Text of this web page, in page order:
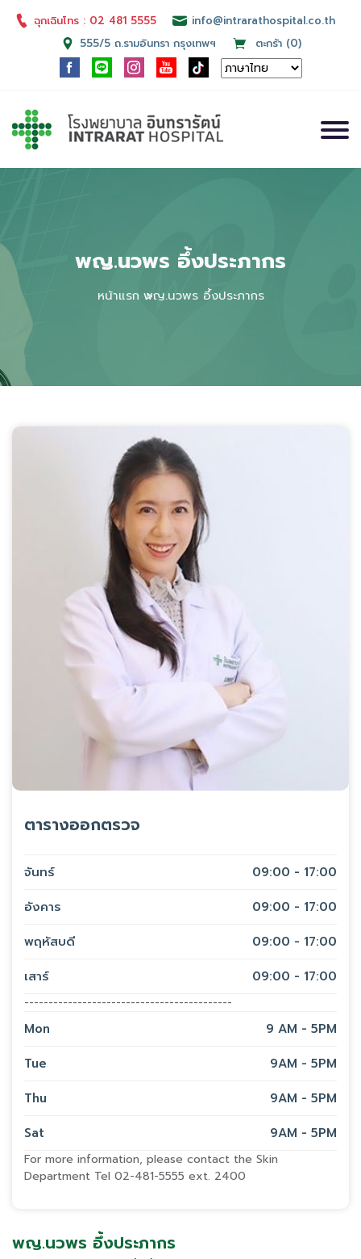
ฉุกเฉินโทร : 02 481 5555
info@intrarathospital.co.th
555/5 ถ.รามอินทรา กรุงเทพฯ
ตะกร้า (0)
พญ.นวพร อึ้งประภากร
หน้าแรก พญ.นวพร อึ้งประภากร
ตารางออกตรวจ
จันทร์
09:00 - 17:00
อังคาร
09:00 - 17:00
พฤหัสบดี
09:00 - 17:00
เสาร์
09:00 - 17:00
-------------------------------------------
Mon
9 AM - 5PM
Tue
9AM - 5PM
Thu
9AM - 5PM
Sat
9AM - 5PM
For more information, please contact the Skin
Department Tel 02-481-5555 ext. 2400
พญ.นวพร อึ้งประภากร